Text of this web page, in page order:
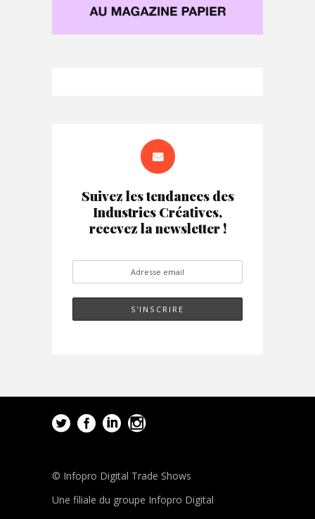
Suivez les tendances des
Industries Créatives,
recevez la newsletter !
© Infopro Digital Trade Shows
Une filiale du groupe Infopro Digital